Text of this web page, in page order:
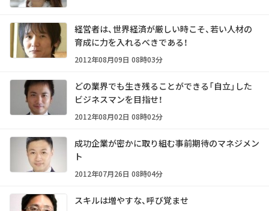
経営者は、世界経済が厳しい時こそ、若い人材の
育成に力を入れるべきである！
2012年08月09日 08時03分
どの業界でも生き残ることができる「自立」した
ビジネスマンを目指せ！
2012年08月02日 08時02分
成功企業が密かに取り組む事前期待のマネジメン
ト
2012年07月26日 08時04分
スキルは増やすな、呼び覚ませ